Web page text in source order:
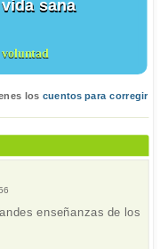
vida sana
voluntad
los cuentos para corregir
enseñanzas de los